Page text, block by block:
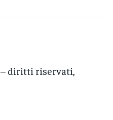
– diritti riservati,